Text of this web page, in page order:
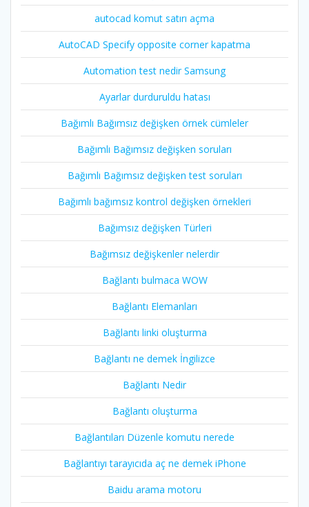
autocad komut satırı açma
AutoCAD Specify opposite corner kapatma
Automation test nedir Samsung
Ayarlar durduruldu hatası
Bağımlı Bağımsız değişken örnek cümleler
Bağımlı Bağımsız değişken soruları
Bağımlı Bağımsız değişken test soruları
Bağımlı bağımsız kontrol değişken örnekleri
Bağımsız değişken Türleri
Bağımsız değişkenler nelerdir
Bağlantı bulmaca WOW
Bağlantı Elemanları
Bağlantı linki oluşturma
Bağlantı ne demek İngilizce
Bağlantı Nedir
Bağlantı oluşturma
Bağlantıları Düzenle komutu nerede
Bağlantıyı tarayıcıda aç ne demek iPhone
Baidu arama motoru